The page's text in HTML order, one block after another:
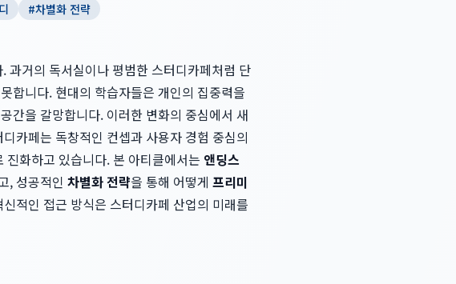
#차별화 전략
거의 독서실이나 평범한 스터디카페처럼 단
합니다. 현대의 학습자들은 개인의 집중력을
간을 갈망합니다. 이러한 변화의 중심에서 새
카페는 독창적인 컨셉과 사용자 경험 중심의
화하고 있습니다. 본 아티클에서는 앤딩스
, 성공적인 차별화 전략을 통해 어떻게 프리미
적인 접근 방식은 스터디카페 산업의 미래를